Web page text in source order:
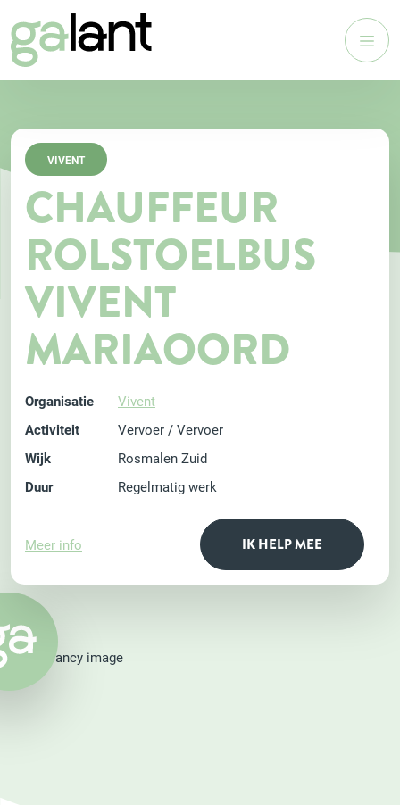
VIVENT
CHAUFFEUR
ROLSTOELBUS
VIVENT
MARIAOORD
Organisatie
Vivent
Activiteit
Vervoer / Vervoer
Wijk
Rosmalen Zuid
Duur
Regelmatig werk
Meer info IK HELP MEE